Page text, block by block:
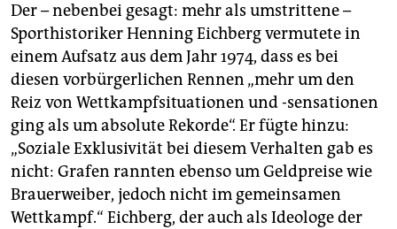
Der – nebenbei gesagt: mehr als umstrittene –
Sporthistoriker Henning Eichberg vermutete in
einem Aufsatz aus dem Jahr 1974, dass es bei
diesen vorbürgerlichen Rennen „mehr um den
Reiz von Wettkampfsituationen und -sensationen
ging als um absolute Rekorde“. Er fügte hinzu:
„Soziale Exklusivität bei diesem Verhalten gab es
nicht: Grafen rannten ebenso um Geldpreise wie
Brauerweiber, jedoch nicht im gemeinsamen
Wettkampf.“ Eichberg, der auch als Ideologe der